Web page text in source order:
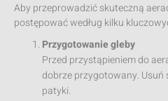
Aby przeprowadzić skuteczną
postępować według kilku
Przygotowanie gleby
Przed przystąpieniem do
dobrze przygotowany.
patyki.